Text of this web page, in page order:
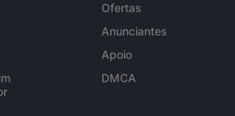
Ofertas
Anunciantes
Apoio
DMCA